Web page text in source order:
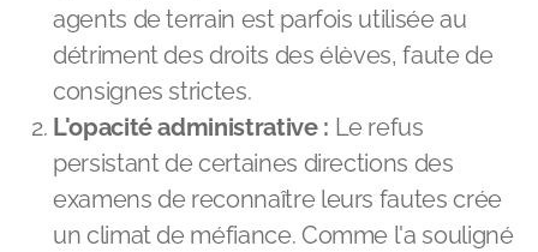
détriment des droits des élèves, faute de
consignes strictes.
L'opacité administrative :
persistant de certaines directions des
examens de reconnaître leurs fautes crée
un climat de méfiance. Comme l'a souligné
le représentant du Défenseur des droits